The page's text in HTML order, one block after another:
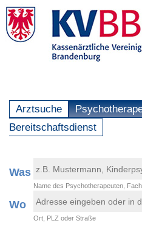
Arztsuche
Bereitschaftsdienst
Was
Name des Psychotherapeuten,
Wo
Ort, PLZ oder Straße